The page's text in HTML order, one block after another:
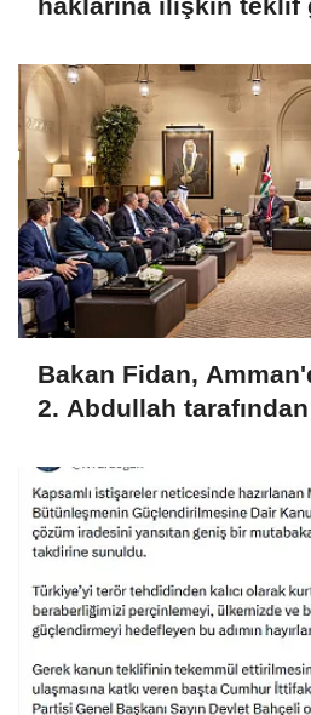
haklarına ilişkin teklif
Bakan Fidan,
2. Abdullah